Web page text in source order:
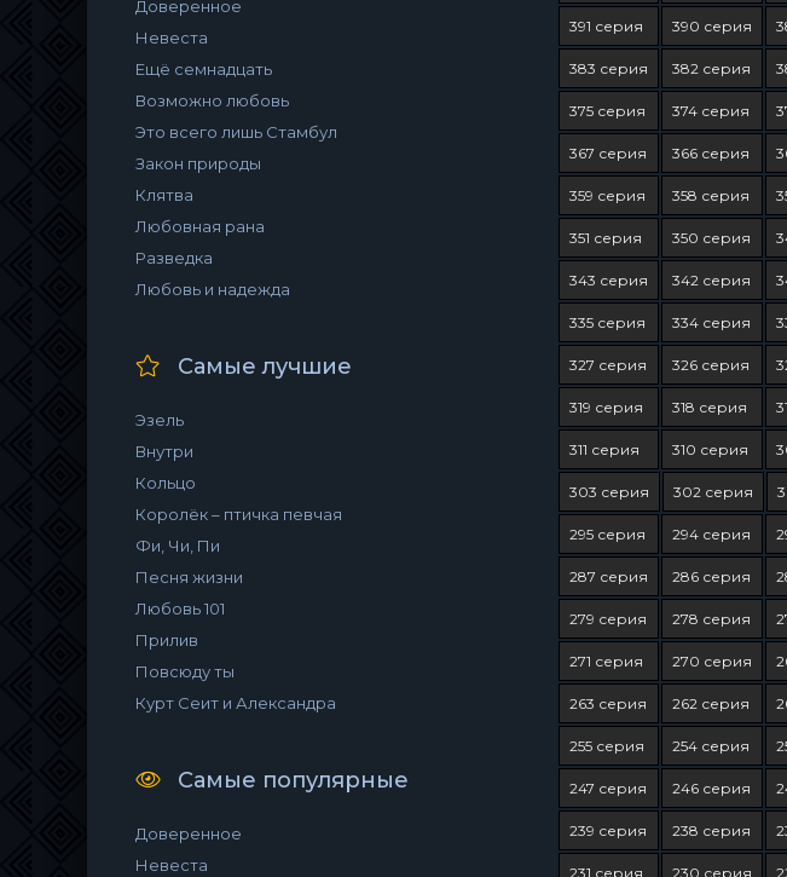
Доверенное
Невеста
Ещё семнадцать
Возможно любовь
Это всего лишь Стамбул
Закон природы
Клятва
Любовная рана
Разведка
Любовь и надежда
Самые лучшие
Эзель
Внутри
Кольцо
Королёк – птичка певчая
Фи, Чи, Пи
Песня жизни
Любовь 101
Прилив
Повсюду ты
Курт Сеит и Александра
Самые популярные
Доверенное
Невеста
391 серия 390 серия
383 серия 382 серия
375 серия 374 серия
367 серия 366 серия
359 серия 358 серия
351 серия 350 серия
343 серия 342 серия
335 серия 334 серия
327 серия 326 серия
319 серия 318 серия
311 серия 310 серия
303 серия 302 серия
295 серия 294 серия
287 серия 286 серия
279 серия 278 серия
271 серия 270 серия
263 серия 262 серия
255 серия 254 серия
247 серия 246 серия
239 серия 238 серия
231 серия 230 серия